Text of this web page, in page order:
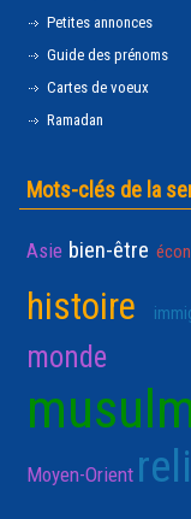
Petites annonces
Guide des prénoms
Cartes de voeux
Ramadan
Mots-clés de la
Asie bien-être
histoire
monde
Moyen-Orient